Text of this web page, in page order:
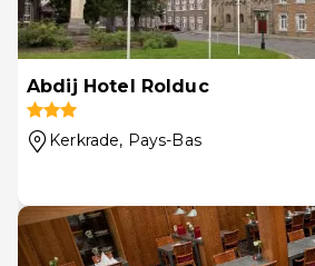
Abdij Hotel Rolduc
Kerkrade, Pays-Bas